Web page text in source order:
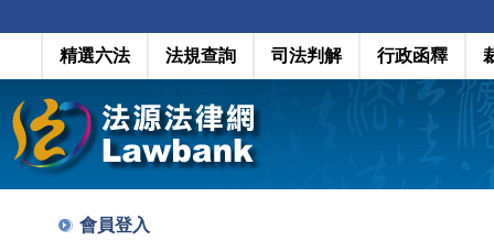
精選六法 法規查詢 司法判解 行政函釋
會員登入